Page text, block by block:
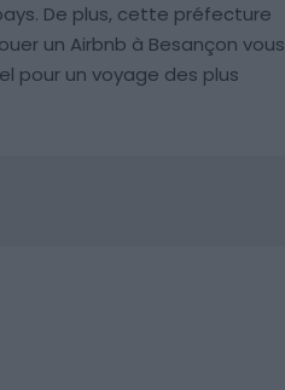
De plus, cette préfecture
un Airbnb à Besançon vous
pour un voyage des plus